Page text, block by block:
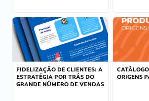
FIDELIZAÇÃO DE CLIENTES: A
ESTRATÉGIA POR TRÁS DO
GRANDE NÚMERO DE VENDAS
ORIGENS